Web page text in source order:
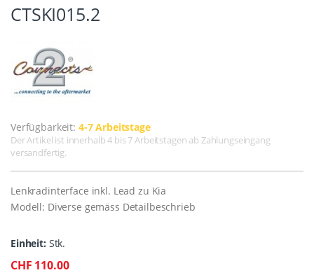
CTSKI015.2
Verfügbarkeit: 4-7 Arbeitstage
Der Artikel ist innerhalb 4 bis 7 Arbeitstagen ab Zahlungseingang
versandfertig.
Lenkradinterface inkl. Lead zu Kia
Modell: Diverse gemäss Detailbeschrieb
Einheit: Stk.
CHF 110.00